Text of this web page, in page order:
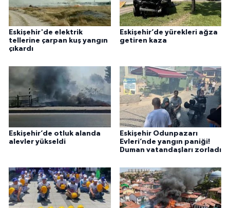
Eskişehir'de elektrik
tellerine çarpan kuş yangın
çıkardı
Eskişehir’de yürekleri ağza
getiren kaza
Eskişehir’de otluk alanda
alevler yükseldi
Eskişehir Odunpazarı
Evleri’nde yangın paniği!
Duman vatandaşları zorladı